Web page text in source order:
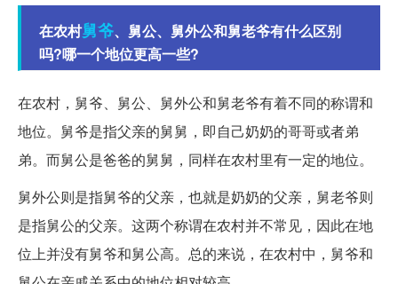
在农村舅爷、舅公、舅外公和舅老爷有什么区别
吗?哪一个地位更高一些?
在农村，舅爷、舅公、舅外公和舅老爷有着不同的称谓和
地位。舅爷是指父亲的舅舅，即自己奶奶的哥哥或者弟
弟。而舅公是爸爸的舅舅，同样在农村里有一定的地位。
舅外公则是指舅爷的父亲，也就是奶奶的父亲，舅老爷则
是指舅公的父亲。这两个称谓在农村并不常见，因此在地
位上并没有舅爷和舅公高。总的来说，在农村中，舅爷和